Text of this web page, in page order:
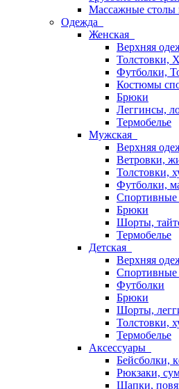
Массажные столы
Одежда
Женская
Верхняя
Толстовки,
Футболки,
Костюмы
Брюки
Леггинсы,
Термобелье
Мужская
Верхняя
Ветровки,
Толстовки,
Футболки,
Брюки
Шорты,
Термобелье
Детская
Верхняя
Футболки
Брюки
Шорты,
Толстовки,
Термобелье
Аксессуары
Бейсболки,
Рюкзаки,
Шапки,